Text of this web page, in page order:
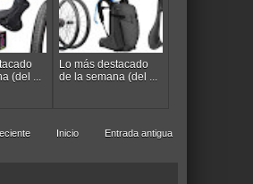
(del ...
Lo más destacado
de la semana (del ...
Entrada antigua
Inicio